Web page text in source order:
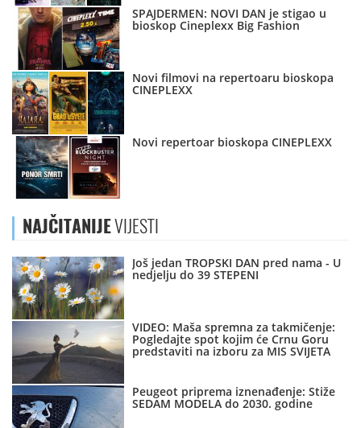
SPAJDERMEN: NOVI DAN je stigao u
bioskop Cineplexx Big Fashion
Novi filmovi na repertoaru bioskopa
CINEPLEXX
Novi repertoar bioskopa CINEPLEXX
NAJČITANIJEVIJESTI
Još jedan TROPSKI DAN pred nama - U
nedjelju do 39 STEPENI
VIDEO: Maša spremna za takmičenje:
Pogledajte spot kojim će Crnu Goru
predstaviti na izboru za MIS SVIJETA
Peugeot priprema iznenađenje: Stiže
SEDAM MODELA do 2030. godine